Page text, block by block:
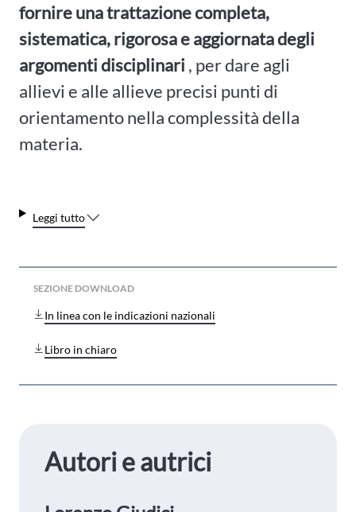
fornire una trattazione completa,
sistematica, rigorosa e aggiornata degli
argomenti disciplinari , per dare agli
allievi e alle allieve precisi punti di
orientamento nella complessità della
materia.
Leggi tutto
SEZIONE DOWNLOAD
In linea con le indicazioni nazionali
Libro in chiaro
Autori e autrici